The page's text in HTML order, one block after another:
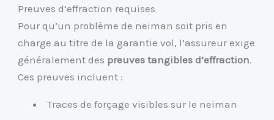
Preuves d’effraction requises
Pour qu’un problème de neiman soit pris en
charge au titre de la garantie vol, l’assureur exige
généralement des preuves tangibles d’effraction.
Ces preuves incluent :
Traces de forçage visibles sur le neiman